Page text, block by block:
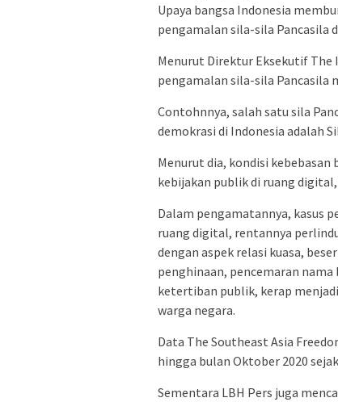
Upaya bangsa Indonesia
pengamalan sila-sila Pancasila
Menurut Direktur Eksekutif
pengamalan sila-sila Pancasila
Contohnnya, salah satu sila
demokrasi di Indonesia adalah
Menurut dia, kondisi
kebijakan publik di ruang
Dalam pengamatannya, kasus
ruang digital, rentannya
dengan aspek relasi kuasa,
penghinaan, pencemaran
ketertiban publik, kerap
warga negara.
Data The Southeast Asia
hingga bulan Oktober 2020
Sementara LBH Pers juga